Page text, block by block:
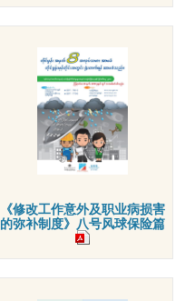
《修改工作意外及职业病损害
的弥补制度》八号风球保险篇